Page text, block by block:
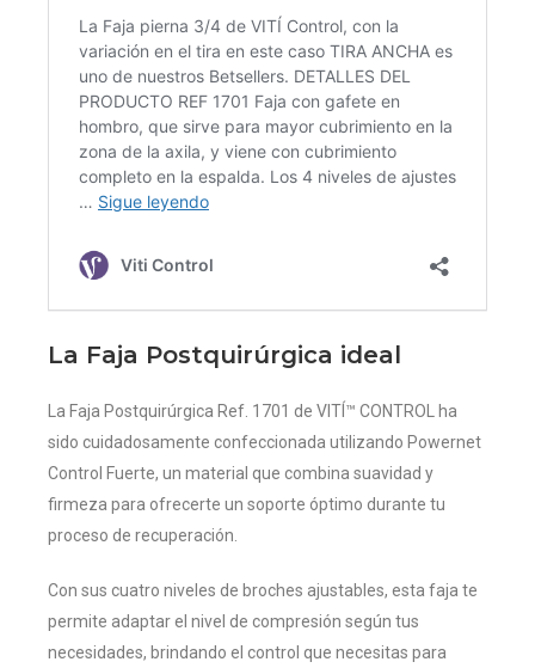
La Faja Postquirúrgica ideal
La Faja Postquirúrgica Ref. 1701 de VITÍ™ CONTROL ha
sido cuidadosamente confeccionada utilizando Powernet
Control Fuerte, un material que combina suavidad y
firmeza para ofrecerte un soporte óptimo durante tu
proceso de recuperación.
Con sus cuatro niveles de broches ajustables, esta faja te
permite adaptar el nivel de compresión según tus
necesidades, brindando el control que necesitas para